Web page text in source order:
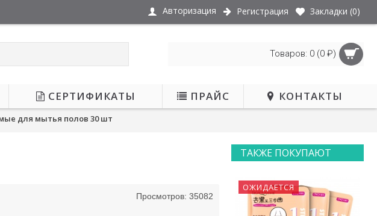
Авторизация Регистрация Закладки (0)
Товаров: 0 (0 ₽)
СЕРТИФИКАТЫ ПРАЙС КОНТАКТЫ
для мытья полов 30 шт
ТАКЖЕ ПОКУПАЮТ
ОЖИДАЕТСЯ
Просмотров: 35082